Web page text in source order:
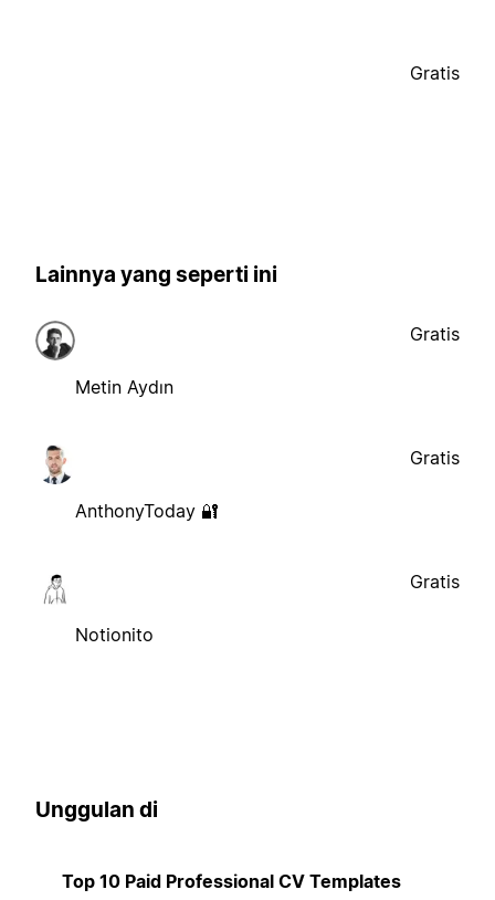
Gratis
Lainnya yang seperti ini
Metin Aydın
Gratis
AnthonyToday 🔐
Gratis
Notionito
Gratis
Unggulan di
Top 10 Paid Professional CV Templates